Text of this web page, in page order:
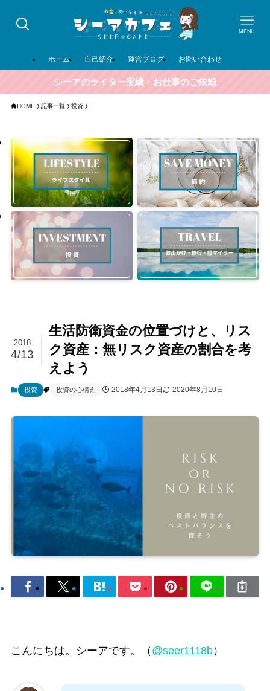
MENU
ホーム 自己紹介 運営ブログ お問い合わせ
シーアのライター実績・お仕事のご依頼
HOME 記事一覧 投資
生活防衛資金の位置づけと、リス
ク資産：無リスク資産の割合を考
えよう
2018
4/13
投資 投資の心構え 2018年4月13日 2020年8月10日
こんにちは。シーアです。（ @seer1118b）